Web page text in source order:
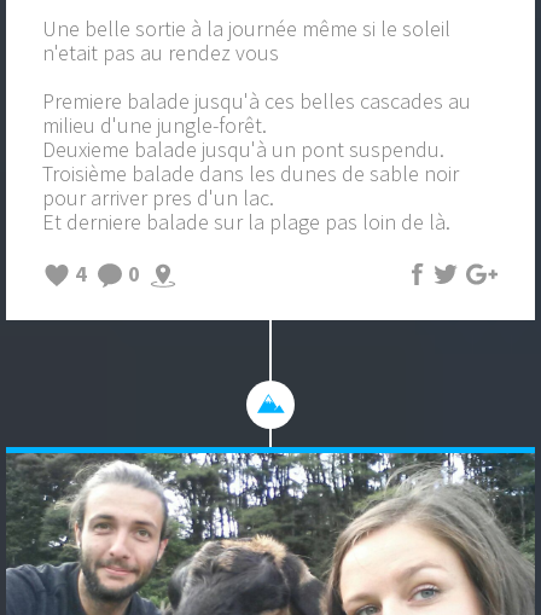
Une belle sortie à la journée même si le soleil
n'etait pas au rendez vous
Premiere balade jusqu'à ces belles cascades au
milieu d'une jungle-forêt.
Deuxieme balade jusqu'à un pont suspendu.
Troisième balade dans les dunes de sable noir
pour arriver pres d'un lac.
Et derniere balade sur la plage pas loin de là.
4
0